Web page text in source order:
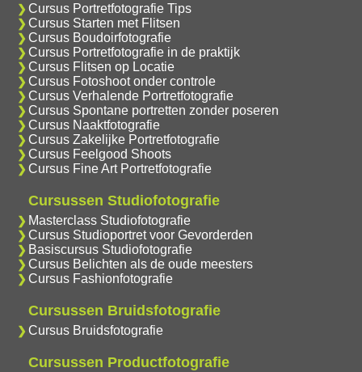
Cursus Portretfotografie Tips
Cursus Starten met Flitsen
Cursus Boudoirfotografie
Cursus Portretfotografie in de praktijk
Cursus Flitsen op Locatie
Cursus Fotoshoot onder controle
Cursus Verhalende Portretfotografie
Cursus Spontane portretten zonder poseren
Cursus Naaktfotografie
Cursus Zakelijke Portretfotografie
Cursus Feelgood Shoots
Cursus Fine Art Portretfotografie
Cursussen Studiofotografie
Masterclass Studiofotografie
Cursus Studioportret voor Gevorderden
Basiscursus Studiofotografie
Cursus Belichten als de oude meesters
Cursus Fashionfotografie
Cursussen Bruidsfotografie
Cursus Bruidsfotografie
Cursussen Productfotografie